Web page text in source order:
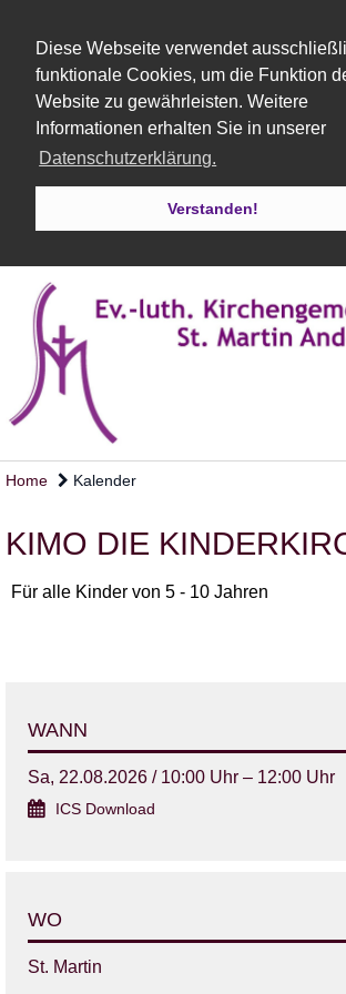
Diese Webseite verwendet
funktionale Cookies, um die Funktion
Website zu gewährleisten. Weitere
Informationen erhalten Sie in unserer
Datenschutzerklärung.
Verstanden!
Home Kalender
KIMO DIE
Für alle Kinder von 5 - 10 Jahren
WANN
Sa, 22.08.2026 / 10:00 Uhr – 12:00 Uhr
ICS Download
WO
St. Martin